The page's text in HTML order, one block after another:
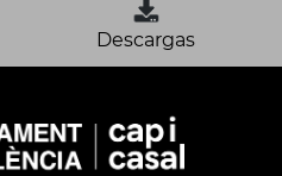
Descargas